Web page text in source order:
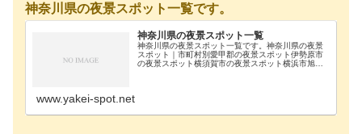
神奈川県の夜景スポット一覧です。
神奈川県の夜景スポット一覧
神奈川県の夜景スポット一覧です。神奈川県の夜景
スポット｜市町村別愛甲郡の夜景スポット伊勢原市
の夜景スポット横須賀市の夜景スポット横浜市旭区
www.yakei-spot.net